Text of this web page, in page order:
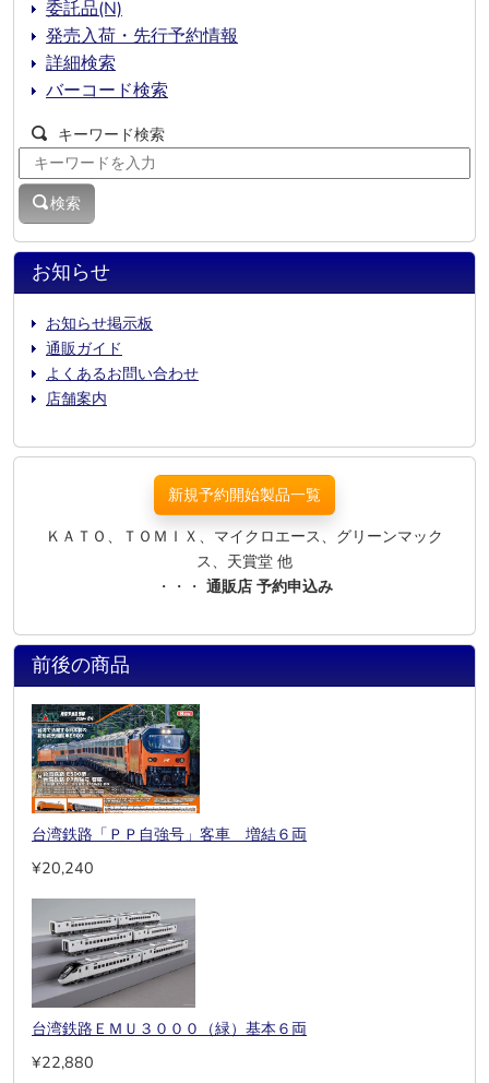
お知らせ
お知らせ掲示板
通販ガイド
よくあるお問い合わせ
店舗案内
委託品(N)
発売入荷・先行予約情報
詳細検索
バーコード検索
キーワード検索
検索
新規予約開始製品一覧
ＫＡＴＯ、ＴＯＭＩＸ、マイクロエース、グリーンマック
ス、天賞堂 他
・・・ 通販店 予約申込み
前後の商品
台湾鉄路「ＰＰ自強号」客車 増結６両
¥20,240
台湾鉄路ＥＭＵ３０００（緑）基本６両
¥22,880